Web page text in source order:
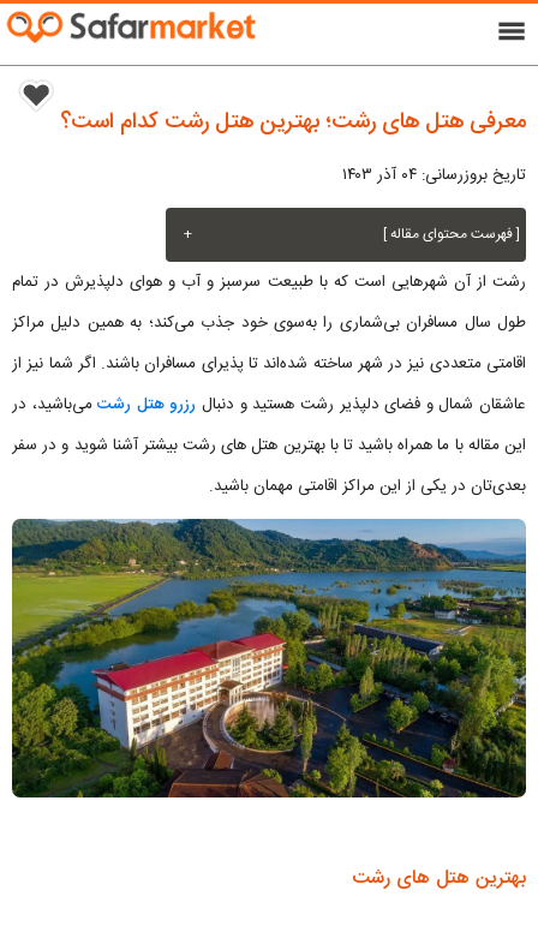
menu
معرفی هتل های رشت؛ بهترین هتل رشت کدام است؟
تاریخ بروزرسانی: ۰۴ آذر ۱۴۰۳
[ فهرست محتوای مقاله ] +
رشت از آن شهرهایی است که با طبیعت سرسبز و آب و هوای دلپذیرش در تمام
طول سال مسافران بی‌شماری را به‌سوی خود جذب می‌کند؛ به همین دلیل مراکز
اقامتی متعددی نیز در شهر ساخته شده‌اند تا پذیرای مسافران باشند. اگر شما نیز از
عاشقان شمال و فضای دلپذیر رشت هستید و دنبال رزرو هتل رشتمی‌باشید، در
این مقاله با ما همراه باشید تا با بهترین هتل های رشت بیشتر آشنا شوید و در سفر
بعدی‌تان در یکی از این مراکز اقامتی مهمان باشید.
بهترین هتل های رشت